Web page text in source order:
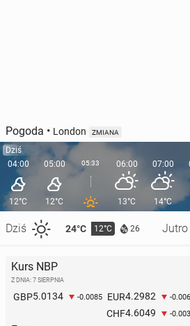
Pogoda • London ZMIANA
Dziś
04:00
12°C
Dziś 24°C 12°C 26 Jutro
05:00
12°C
05:33 06:00
13°C
07:00
14°C
Kurs NBP
Z DNIA: 7 SIERPNIA
GBP5.0134 -0.0085 EUR4.2982 -
CHF4.6049 -